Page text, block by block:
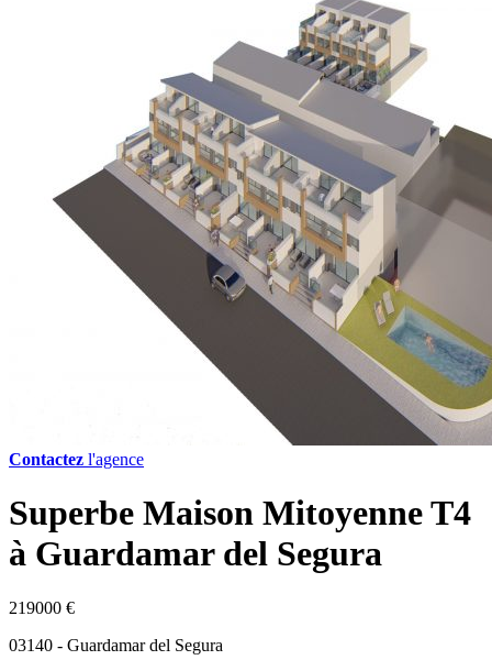
Contactez l'agence
Superbe Maison Mitoyenne T4
à Guardamar del Segura
219000 €
03140 - Guardamar del Segura